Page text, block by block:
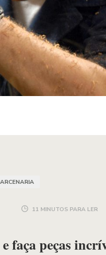
11 MINUTOS PARA LER
faça peças